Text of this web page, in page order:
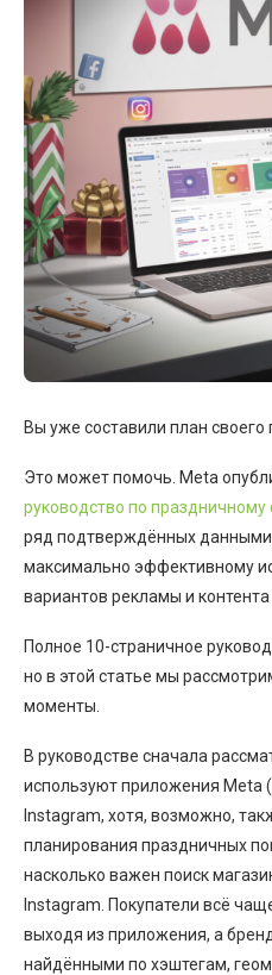
Вы уже составили план своего
Это может помочь. Meta
руководство по праздничному
ряд подтверждённых
максимально эффективному
вариантов рекламы и контента
Полное 10-страничное
но в этой статье мы
моменты.
В руководстве сначала
используют приложения Meta
Instagram, хотя, возможно,
планирования праздничных
насколько важен поиск
Instagram. Покупатели всё
выходя из приложения, а
найдёнными по хэштегам,